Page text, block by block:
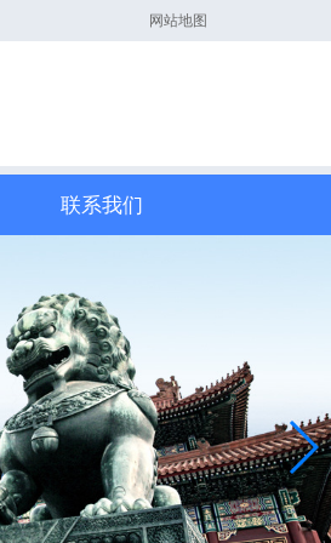
网站地图
联系我们